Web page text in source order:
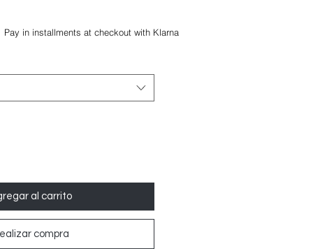
Precio
al carrito
compra
Pay in installments at checkout with Klarna